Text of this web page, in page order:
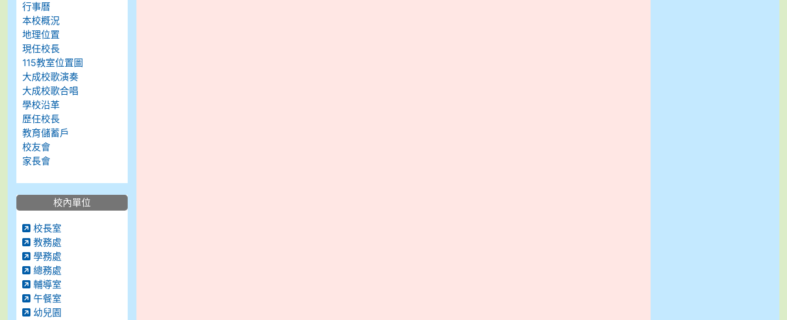
行事曆
本校概況
地理位置
現任校長
115教室位置圖
大成校歌演奏
大成校歌合唱
學校沿革
歷任校長
教育儲蓄戶
校友會
家長會
校內單位
校長室
教務處
學務處
總務處
輔導室
午餐室
幼兒園